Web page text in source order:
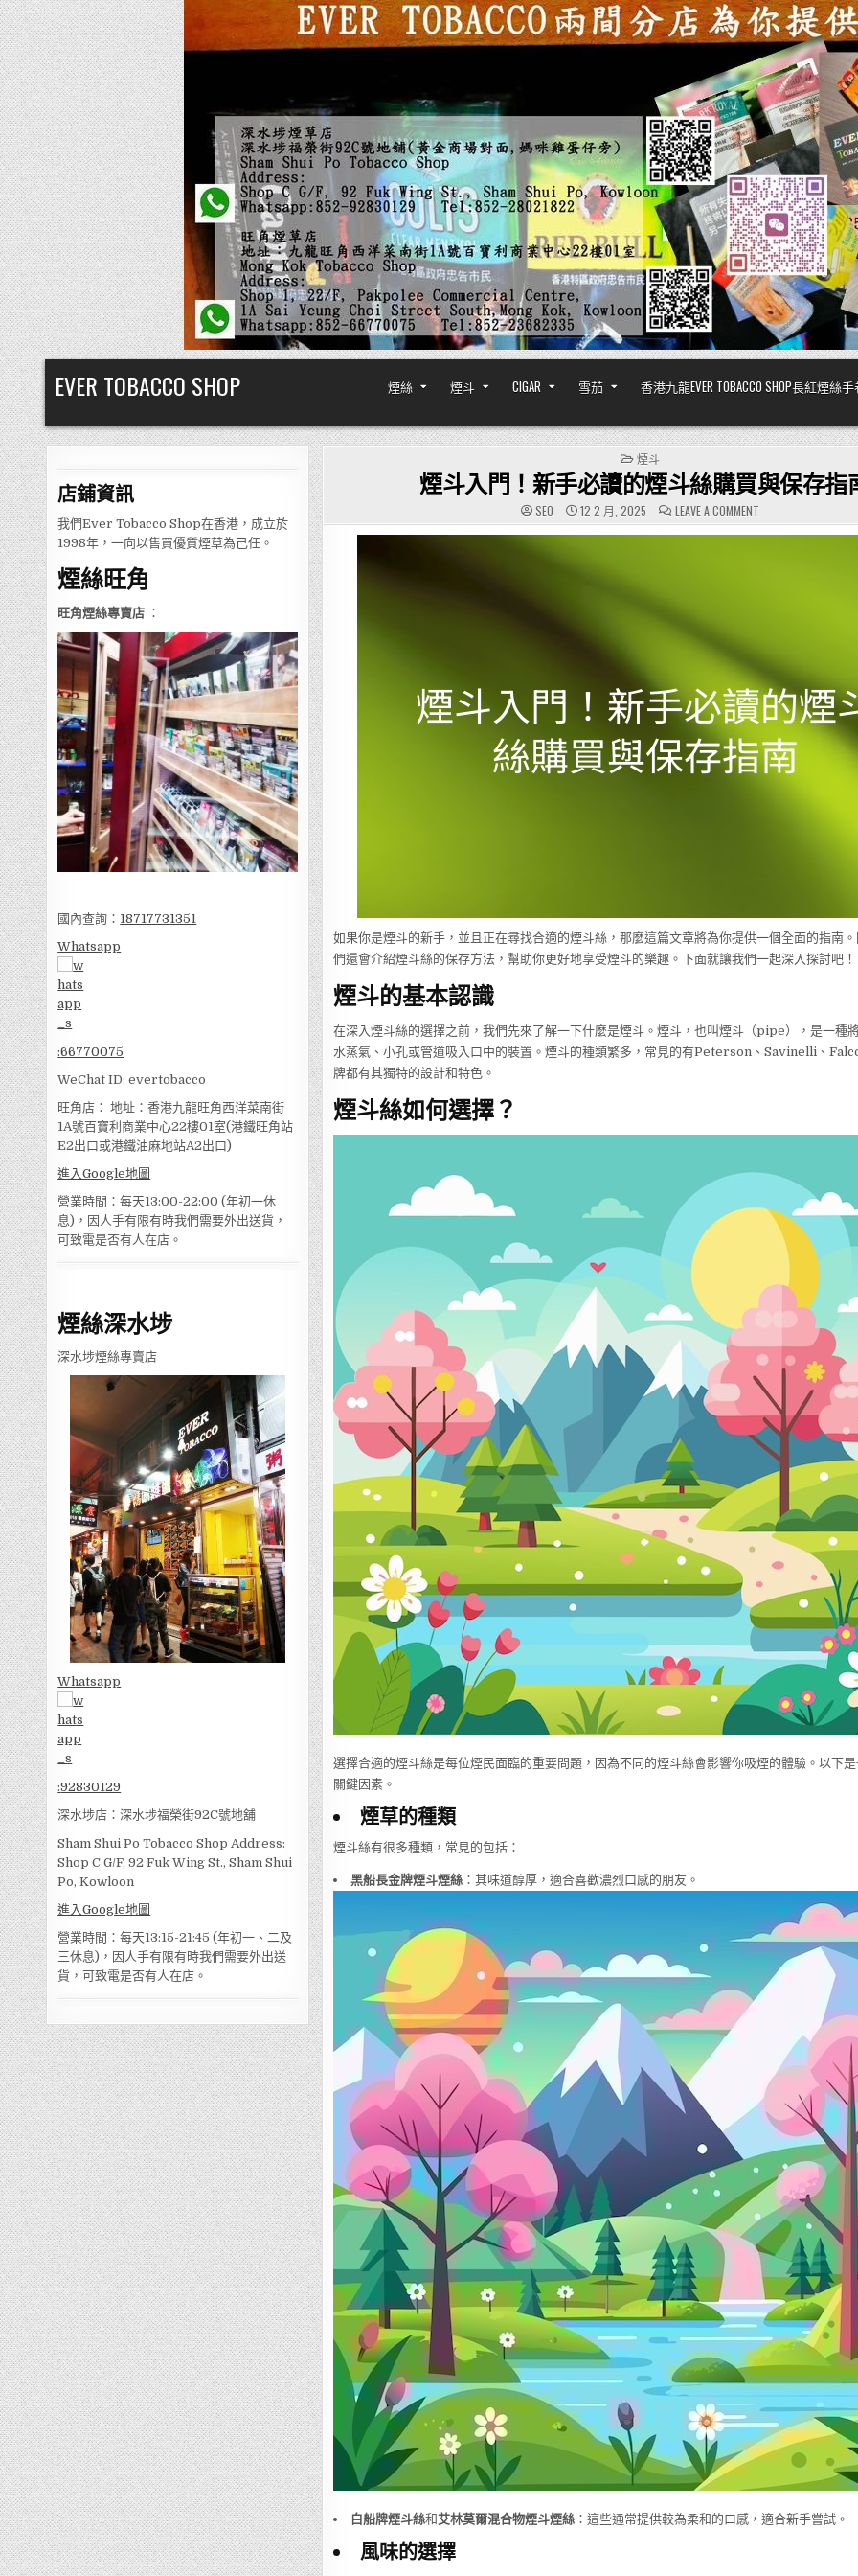
Skip
to
content
EVER TOBACCO SHOP 煙絲 煙斗 CIGAR 雪茄 香港九龍EVER TOBACCO SHOP長紅煙
店鋪資訊
我們Ever Tobacco Shop在香港，成立於
1998年，一向以售買優質煙草為己任。
煙絲旺角
旺角煙絲專賣店 ：
國內查詢： 18717731351
Whatsapp
:66770075
WeChat ID: evertobacco
旺角店： 地址：香港九龍旺角西洋菜南街
1A號百寶利商業中心22樓01室(港鐵旺角站
E2出口或港鐵油麻地站A2出口)
進入Google地圖
營業時間：每天13:00-22:00 (年初一休
息)，因人手有限有時我們需要外出送貨，
可致電是否有人在店。
煙絲深水埗
深水埗煙絲專賣店
Whatsapp
:92830129
深水埗店：深水埗福榮街92C號地舖
Sham Shui Po Tobacco Shop Address:
Shop C G/F, 92 Fuk Wing St., Sham Shui
Po, Kowloon
進入Google地圖
營業時間：每天13:15-21:45 (年初一、二及
三休息)，因人手有限有時我們需要外出送
貨，可致電是否有人在店。
POSTED
IN
煙斗
煙斗入門！新手必讀的煙斗絲購買與保存指
SEO 12 2 月, 2025 LEAVE A COMMENTON
煙
斗
購
與
保
存
指
南
如果你是煙斗的新手，並且正在尋找合適的煙斗絲，那麼這篇文章將為你提供一個全面的指南
們還會介紹煙斗絲的保存方法，幫助你更好地享受煙斗的樂趣。下面就讓我們一起深入探討吧！
煙斗的基本認識
在深入煙斗絲的選擇之前，我們先來了解一下什麼是煙斗。煙斗，也叫煙斗（pipe），是一種
水蒸氣、小孔或管道吸入口中的裝置。煙斗的種類繁多，常見的有Peterson、Savinelli、
牌都有其獨特的設計和特色。
煙斗絲如何選擇？
選擇合適的煙斗絲是每位煙民面臨的重要問題，因為不同的煙斗絲會影響你吸煙的體驗。以下
關鍵因素。
煙草的種類
煙斗絲有很多種類，常見的包括：
黑船長金牌煙斗煙絲：其味道醇厚，適合喜歡濃烈口感的朋友。
白船牌煙斗絲和艾林莫爾混合物煙斗煙絲：這些通常提供較為柔和的口感，適合新手嘗試。
風味的選擇